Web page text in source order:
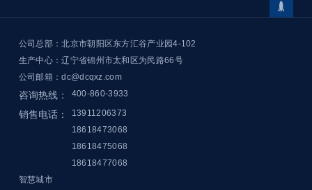

公司总部：北京市朝阳区东方汇谷产业园4-102
生产中心：辽宁省锦州市太和区为民路66号
公司邮箱：dc@dcqxz.com
咨询热线： 400-860-3933
销售电话：
13911206373
18618473068
18618475068
18618477068
智慧城市